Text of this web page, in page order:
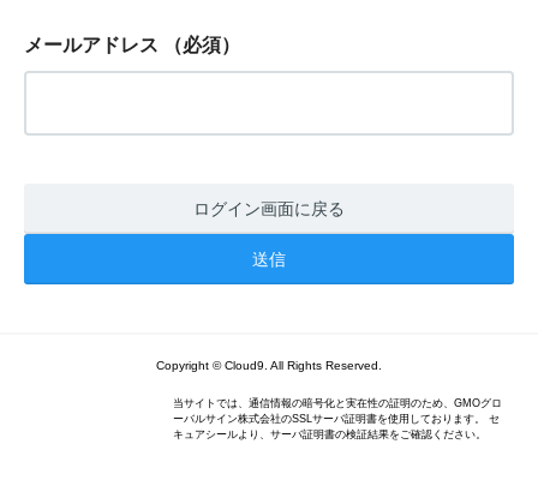
メールアドレス （必須）
ログイン画面に戻る
Copyright © Cloud9. All Rights Reserved.
当サイトでは、通信情報の暗号化と実在性の証明のため、GMOグロ
ーバルサイン株式会社のSSLサーバ証明書を使用しております。 セ
キュアシールより、サーバ証明書の検証結果をご確認ください。